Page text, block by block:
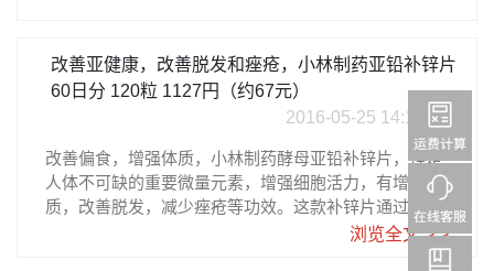
改善亚健康，改善脱发和痤疮，小林制药亚铅补锌片
60日分 120粒 1127円（约67元）
2016-05-25 14:16:16
改善偏食，增强体质，小林制药酵母亚铅补锌片，锌是
人体不可缺的重要微量元素，增强细胞活力，有增强体
质，改善脱发，减少痤疮等功效。这款补锌片通过酵母
发酵，有机健康容易吸收，每天2粒即可。60天一袋，
浏览全文 > >